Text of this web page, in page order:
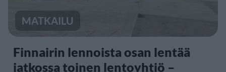
MATKAILU
Finnairin lennoista osan lentää
jatkossa toinen lentoyhtiö –